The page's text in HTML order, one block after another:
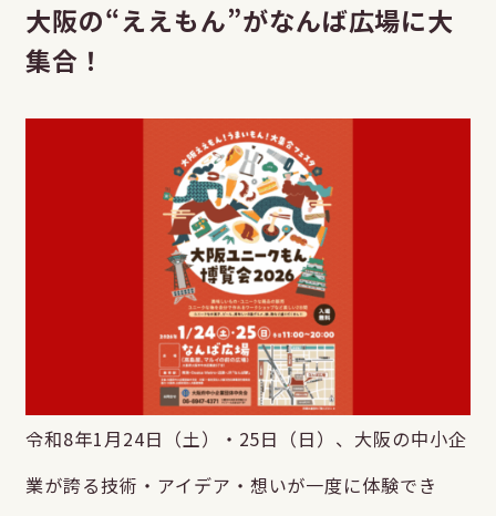
大阪の“ええもん”がなんば広場に大
集合！
令和8年1月24日（土）・25日（日）、大阪の中小企
業が誇る技術・アイデア・想いが一度に体験でき